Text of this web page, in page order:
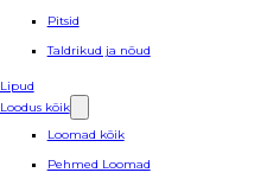
Pitsid
Taldrikud ja nõud
Lipud
Loodus kõik
Loomad kõik
Pehmed Loomad